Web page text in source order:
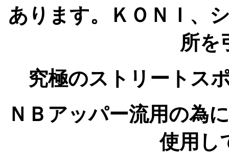
あります。ＫＯＮＩ、
所を
究極のストリートス
ＮＢアッパー流用の為
使用し